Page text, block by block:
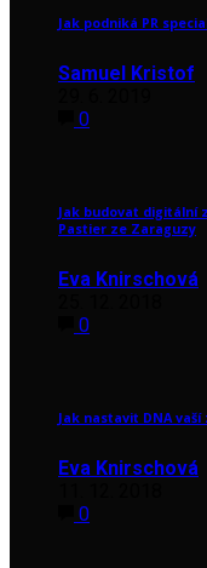
Jak podniká PR
Samuel Kristof
0
Jak budovat digitální
Pastier ze Zaraguzy
Eva Knirschová
0
Jak nastavit DNA vaší
Eva Knirschová
0